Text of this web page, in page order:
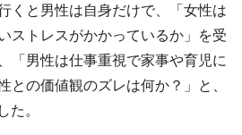
くと男性は自身だけで、「女性は
ストレスがかかっているか」を受
「男性は仕事重視で家事や育児に
との価値観のズレは何か？」と、
。